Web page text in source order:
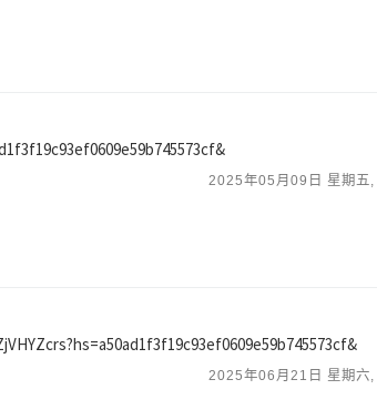
2025年05月09日 星期五,
2025年06月21日 星期六,